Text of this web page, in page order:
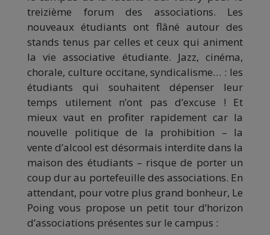
treizième forum des associations. Les
nouveaux étudiants ont flâné autour des
stands tenus par celles et ceux qui animent
la vie associative étudiante. Jazz, cinéma,
chorale, culture occitane, syndicalisme… : les
étudiants qui souhaitent dépenser leur
temps utilement n’ont pas d’excuse ! Et
mieux vaut en profiter rapidement car la
nouvelle politique de la prohibition – la
vente d’alcool est désormais interdite dans la
maison des étudiants – risque de porter un
coup dur au portefeuille des associations. En
attendant, pour votre plus grand bonheur, Le
Poing vous propose un petit tour d’horizon
d’associations présentes sur le campus :